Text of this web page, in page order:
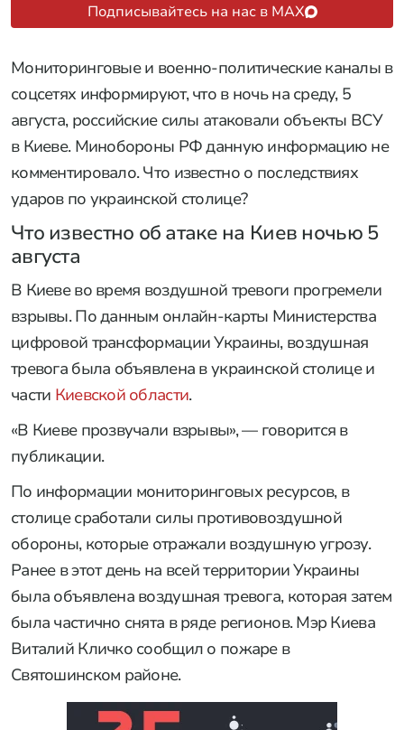
Подписывайтесь на нас в MAX
Мониторинговые и военно-политические каналы в
соцсетях информируют, что в ночь на среду, 5
августа, российские силы атаковали объекты ВСУ
в Киеве. Минобороны РФ данную информацию не
комментировало. Что известно о последствиях
ударов по украинской столице?
Что известно об атаке на Киев ночью 5
августа
В Киеве во время воздушной тревоги прогремели
взрывы. По данным онлайн-карты Министерства
цифровой трансформации Украины, воздушная
тревога была объявлена в украинской столице и
части Киевской области.
«В Киеве прозвучали взрывы», — говорится в
публикации.
По информации мониторинговых ресурсов, в
столице сработали силы противовоздушной
обороны, которые отражали воздушную угрозу.
Ранее в этот день на всей территории Украины
была объявлена воздушная тревога, которая затем
была частично снята в ряде регионов. Мэр Киева
Виталий Кличко сообщил о пожаре в
Святошинском районе.